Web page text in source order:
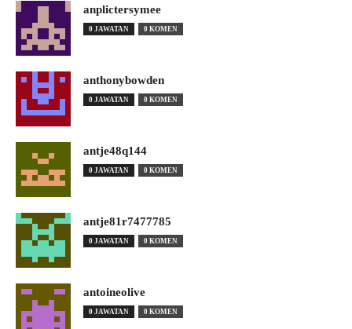
anplictersymee
0 JAWATAN 0 KOMEN
anthonybowden
0 JAWATAN 0 KOMEN
antje48q144
0 JAWATAN 0 KOMEN
antje81r7477785
0 JAWATAN 0 KOMEN
antoineolive
0 JAWATAN 0 KOMEN